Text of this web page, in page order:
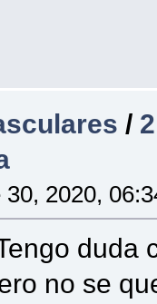
/
2020,
duda
no se